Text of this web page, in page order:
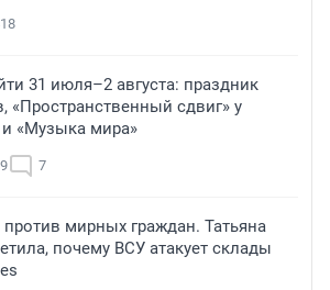
31 июля–2 августа: праздник
«Пространственный сдвиг» у
«Музыка мира»
7
против мирных граждан. Татьяна
почему ВСУ атакует склады